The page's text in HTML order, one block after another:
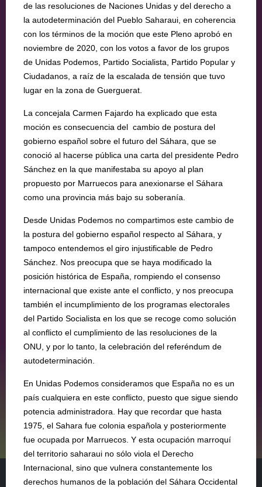
de las resoluciones de Naciones Unidas y del derecho a
la autodeterminación del Pueblo Saharaui, en coherencia
con los términos de la moción que este Pleno aprobó en
noviembre de 2020, con los votos a favor de los grupos
de Unidas Podemos, Partido Socialista, Partido Popular y
Ciudadanos, a raíz de la escalada de tensión que tuvo
lugar en la zona de Guerguerat.
La concejala Carmen Fajardo ha explicado que esta
moción es consecuencia del cambio de postura del
gobierno español sobre el futuro del Sáhara, que se
conoció al hacerse pública una carta del presidente Pedro
Sánchez en la que manifestaba su apoyo al plan
propuesto por Marruecos para anexionarse el Sáhara
como una provincia más bajo su soberanía.
Desde Unidas Podemos no compartimos este cambio de
la postura del gobierno español respecto al Sáhara, y
tampoco entendemos el giro injustificable de Pedro
Sánchez. Nos preocupa que se haya modificado la
posición histórica de España, rompiendo el consenso
internacional que existe ante el conflicto, y nos preocupa
también el incumplimiento de los programas electorales
del Partido Socialista en los que se recoge como solución
al conflicto el cumplimiento de las resoluciones de la
ONU, y por lo tanto, la celebración del referéndum de
autodeterminación.
En Unidas Podemos consideramos que España no es un
país cualquiera en este conflicto, puesto que sigue siendo
potencia administradora. Hay que recordar que hasta
1975, el Sahara fue colonia española y posteriormente
fue ocupada por Marruecos. Y esta ocupación marroquí
del territorio saharaui no sólo viola el Derecho
Internacional, sino que vulnera constantemente los
derechos humanos de la población del Sáhara Occidental